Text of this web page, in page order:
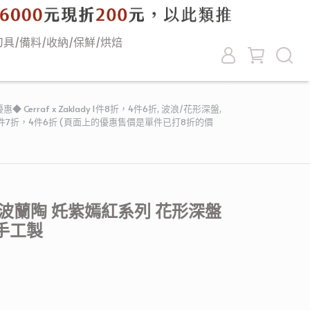
具/備料/收納/保鮮/烘焙
◆ Cerraf x Zaklady 1件8折，4件6折, 波浪/花形深盤,
7折，4件6折 (頁面上的優惠售價是單件已打8折的價
蘭陶 奼紫嫣紅系列 花形深盤
工製